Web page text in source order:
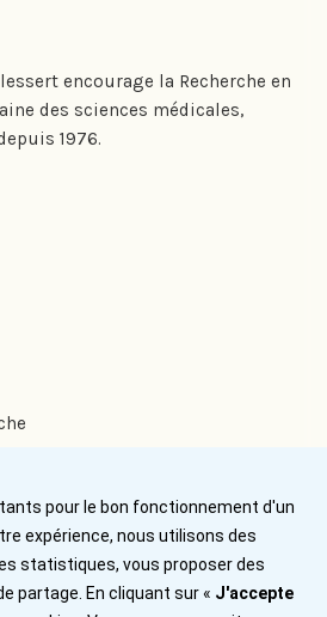
encourage la Recherche en
des sciences médicales,
1976.
pour le bon fonctionnement d'un
expérience, nous utilisons des
statistiques, vous proposer des
partage. En cliquant sur « J'accepte